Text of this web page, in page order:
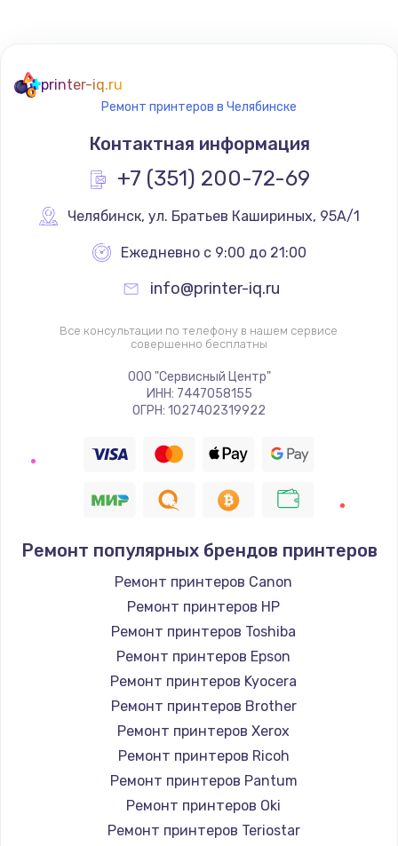
printer-iq.ru
Ремонт принтеров в Челябинске
Контактная информация
+7 (351) 200-72-69
Челябинск, ул. Братьев Кашириных, 95А/1
Ежедневно с 9:00 до 21:00
info@printer-iq.ru
Все консультации по телефону в нашем сервисе
совершенно бесплатны
ООО "Сервисный Центр"
ИНН: 7447058155
ОГРН: 1027402319922
Ремонт популярных брендов принтеров
Ремонт принтеров Canon
Ремонт принтеров HP
Ремонт принтеров Toshiba
Ремонт принтеров Epson
Ремонт принтеров Kyocera
Ремонт принтеров Brother
Ремонт принтеров Xerox
Ремонт принтеров Ricoh
Ремонт принтеров Pantum
Ремонт принтеров Oki
Ремонт принтеров Teriostar